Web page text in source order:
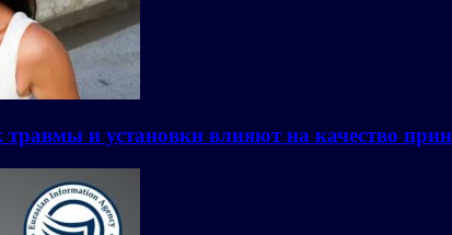
и установки влияют на качество